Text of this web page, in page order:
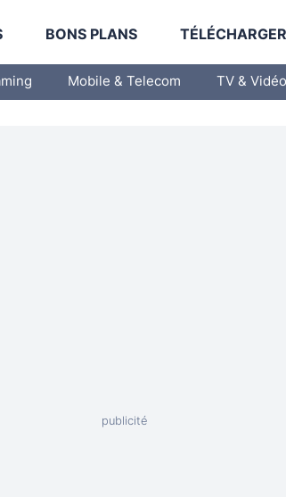
BONS PLANS
Mobile & Telecom TV & Vidéo